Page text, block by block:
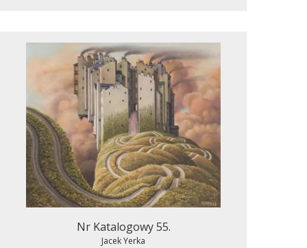
Nr Katalogowy 55.
Jacek Yerka